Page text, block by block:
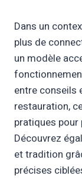
Dans un
plus de
un modèle
entre conseils
restauration,
pratiques pour
Découvrez
et tradition
précises